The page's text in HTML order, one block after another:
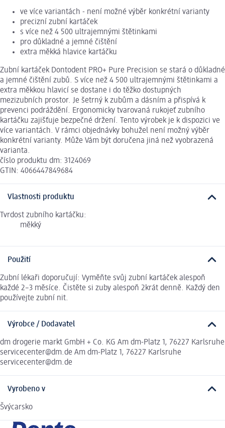
ve více variantách - není možné výběr konkrétní varianty
precizní zubní kartáček
s více než 4 500 ultrajemnými štětinkami
pro důkladné a jemné čištění
extra měkká hlavice kartáčku
Zubní kartáček Dontodent PRO+ Pure Precision se stará o důkladné
a jemné čištění zubů. S více než 4 500 ultrajemnými štětinkami a
extra měkkou hlavicí se dostane i do těžko dostupných
mezizubních prostor. Je šetrný k zubům a dásním a přispívá k
prevenci podráždění. Ergonomicky tvarovaná rukojeť zubního
kartáčku zajišťuje bezpečné držení. Tento výrobek je k dispozici ve
více variantách. V rámci objednávky bohužel není možný výběr
konkrétní varianty. Může Vám být doručena jiná než vyobrazená
varianta.
číslo produktu dm: 3124069
GTIN: 4066447849684
Vlastnosti produktu
Tvrdost zubního kartáčku:
měkký
Použití
Zubní lékaři doporučují: Vyměňte svůj zubní kartáček alespoň
každé 2–3 měsíce. Čistěte si zuby alespoň 2krát denně. Každý den
používejte zubní nit.
Výrobce / Dodavatel
dm drogerie markt GmbH + Co. KG Am dm-Platz 1, 76227 Karlsruhe
servicecenter@dm.de Am dm-Platz 1, 76227 Karlsruhe
servicecenter@dm.de
Vyrobeno v
Švýcarsko